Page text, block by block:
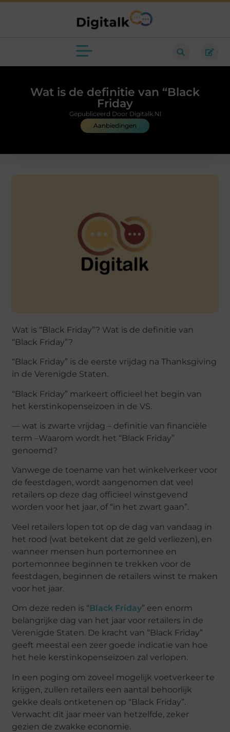
Wat is de definitie van “Black
Friday
Aanbiedingen
Gepubliceerd Door Digitalk.nl
Wat is “Black Friday”? Wat is de definitie van
“Black Friday”?
“Black Friday” is de eerste vrijdag na Thanksgiving
in de Verenigde Staten.
“Black Friday” markeert officieel het begin van
het kerstinkopenseizoen in de VS.
— wat is zwarte vrijdag – definitie van financiële
term –Waarom wordt het “Black Friday”
genoemd?
Vanwege de toename van het winkelverkeer voor
de feestdagen, wordt aangenomen dat veel
retailers op deze dag officieel winstgevend
worden voor het jaar, of “in het zwart gaan”.
Veel retailers lopen tot op de dag van vandaag in
het rood (wat betekent dat ze geld verliezen), en
wanneer mensen hun portemonnee en
portemonnee beginnen te trekken voor de
feestdagen, beginnen de retailers winst te maken
voor het jaar.
Om deze reden is “Black Friday” een enorm
belangrijke dag van het jaar voor retailers in de
Verenigde Staten. De kracht van “Black Friday”
geeft meestal een zeer goede indicatie van hoe
het hele kerstinkopenseizoen zal verlopen.
In een poging om zoveel mogelijk voetverkeer te
krijgen, zullen retailers een aantal behoorlijk
gekke deals ontketenen op “Black Friday”.
Verwacht dit jaar meer van hetzelfde, zeker
gezien de zwakke economie.